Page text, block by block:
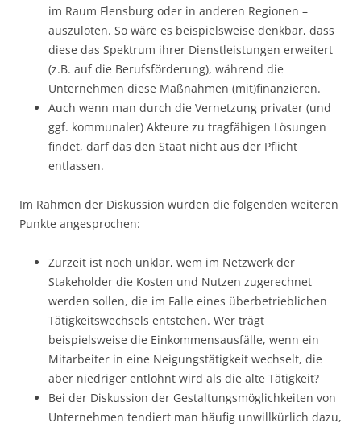
im Raum Flensburg oder in anderen Regionen –
auszuloten. So wäre es beispielsweise denkbar, dass
diese das Spektrum ihrer Dienstleistungen erweitert
(z.B. auf die Berufsförderung), während die
Unternehmen diese Maßnahmen (mit)finanzieren.
Auch wenn man durch die Vernetzung privater (und
ggf. kommunaler) Akteure zu tragfähigen Lösungen
findet, darf das den Staat nicht aus der Pflicht
entlassen.
Im Rahmen der Diskussion wurden die folgenden weiteren
Punkte angesprochen:
Zurzeit ist noch unklar, wem im Netzwerk der
Stakeholder die Kosten und Nutzen zugerechnet
werden sollen, die im Falle eines überbetrieblichen
Tätigkeitswechsels entstehen. Wer trägt
beispielsweise die Einkommensausfälle, wenn ein
Mitarbeiter in eine Neigungstätigkeit wechselt, die
aber niedriger entlohnt wird als die alte Tätigkeit?
Bei der Diskussion der Gestaltungsmöglichkeiten von
Unternehmen tendiert man häufig unwillkürlich dazu,